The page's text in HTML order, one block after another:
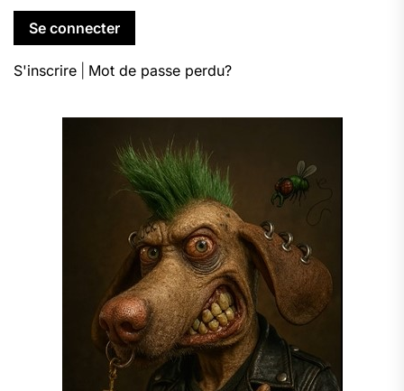
S'inscrire Mot de passe perdu?